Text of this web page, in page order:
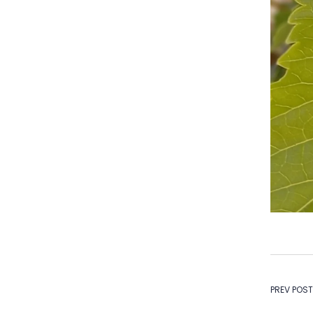
PREV POST